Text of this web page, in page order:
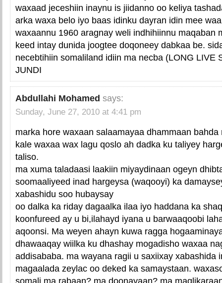
waxaad jeceshiin inaynu is jiidanno oo keliya
arka waxa belo iyo baas idinku dayran idin mee
waxaannu 1960 aragnay weli indhihiinnu maqaban
keed intay dunida joogtee doqoneey dabkaa be.
necebtihiin somaliland idiin ma necba (LONG LIVE
JUNDI
Abdullahi Mohamed says:
Sunday, June 27, 2010 at 4:41 pm
marka hore waxaan salaamayaa dhammaan
kale waxaa wax lagu qoslo ah dadka ku taliyey
taliso.
ma xuma taladaasi laakiin miyaydinaan ogeyn
soomaaliyeed inad hargeysa (waqooyi) ka
xabashidu soo hubaysay
oo dalka ka riday dagaalka ilaa iyo haddana ka
koonfureed ay u bi,ilahayd iyana u barwaaqoobi
aqoonsi. Ma weyen ahayn kuwa ragga
dhawaaqay wiilka ku dhashay mogadisho waxaa
addisababa. ma wayana ragii u saxiixay xabashida
magaalada zeylac oo deked ka samaystaan.
somali ma rabaan? ma doonayaan? ma